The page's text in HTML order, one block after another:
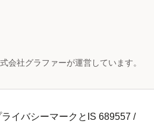
会社グラファーが運営しています。
イバシーマークとIS 689557 /